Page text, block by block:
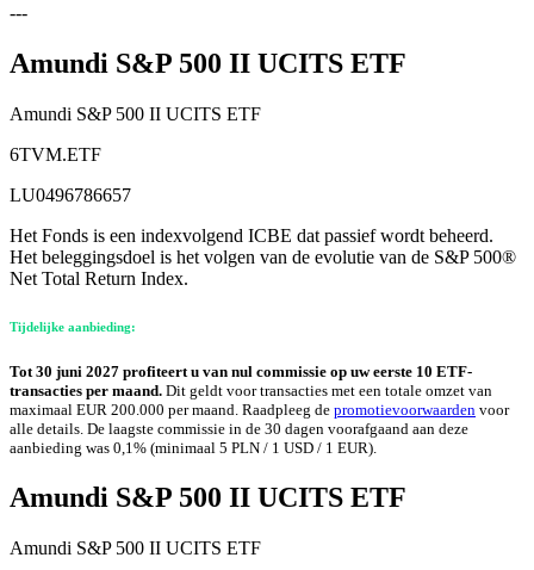
---
Amundi S&P 500 II UCITS ETF
Amundi S&P 500 II UCITS ETF
6TVM.ETF
LU0496786657
Het Fonds is een indexvolgend ICBE dat passief wordt beheerd.
Het beleggingsdoel is het volgen van de evolutie van de S&P 500®
Net Total Return Index.
Tijdelijke aanbieding:
Tot 30 juni 2027 profiteert u van nul commissie op uw eerste 10 ETF-
transacties per maand. Dit geldt voor transacties met een totale omzet van
maximaal EUR 200.000 per maand. Raadpleeg de promotievoorwaarden voor
alle details. De laagste commissie in de 30 dagen voorafgaand aan deze
aanbieding was 0,1% (minimaal 5 PLN / 1 USD / 1 EUR).
Amundi S&P 500 II UCITS ETF
Amundi S&P 500 II UCITS ETF